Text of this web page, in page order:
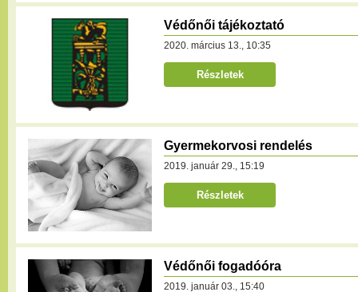
Védőnői tájékoztató
2020. március 13., 10:35
Részletek
Gyermekorvosi rendelés
2019. január 29., 15:19
Részletek
Védőnői fogadóóra
2019. január 03., 15:40